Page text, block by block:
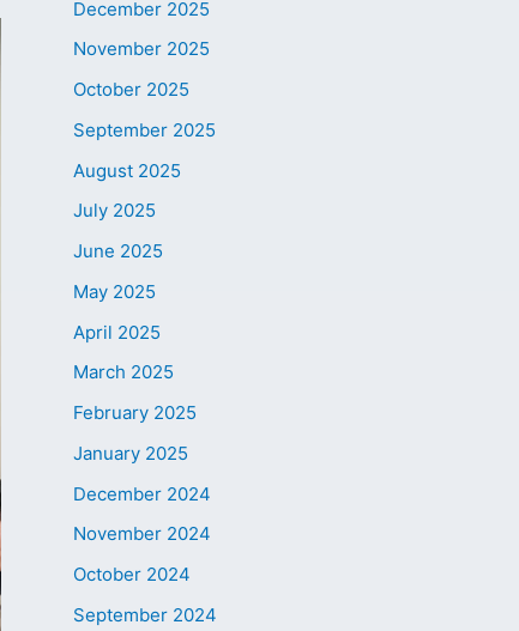
December 2025
November 2025
October 2025
September 2025
August 2025
July 2025
June 2025
May 2025
April 2025
March 2025
February 2025
January 2025
December 2024
November 2024
October 2024
September 2024